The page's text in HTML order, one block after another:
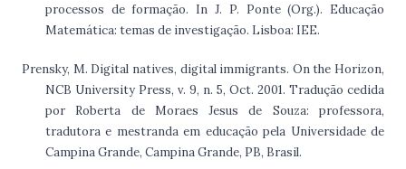
processos de formação. In J. P. Ponte (Org.). Educação
Matemática: temas de investigação. Lisboa: IEE.
Prensky, M. Digital natives, digital immigrants. On the Horizon,
NCB University Press, v. 9, n. 5, Oct. 2001. Tradução cedida
por Roberta de Moraes Jesus de Souza: professora,
tradutora e mestranda em educação pela Universidade de
Campina Grande, Campina Grande, PB, Brasil.